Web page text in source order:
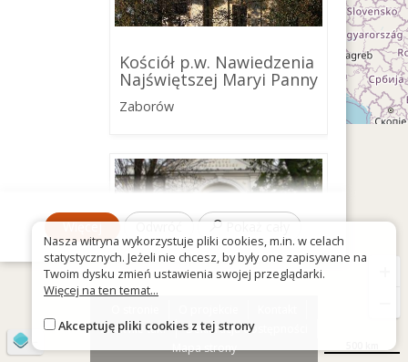
Kościół p.w. Nawiedzenia
Najświętszej Maryi Panny
Zaborów
Więcej
Znak nie tak?
Deklaracja dostępności
Mapa strony
Nasza witryna wykorzystuje pliki cookies, m.in. w celach
statystycznych. Jeżeli nie chcesz, by były one zapisywane na
Twoim dysku zmień ustawienia swojej przeglądarki.
Więcej na ten temat...
Akceptuję pliki cookies z tej strony